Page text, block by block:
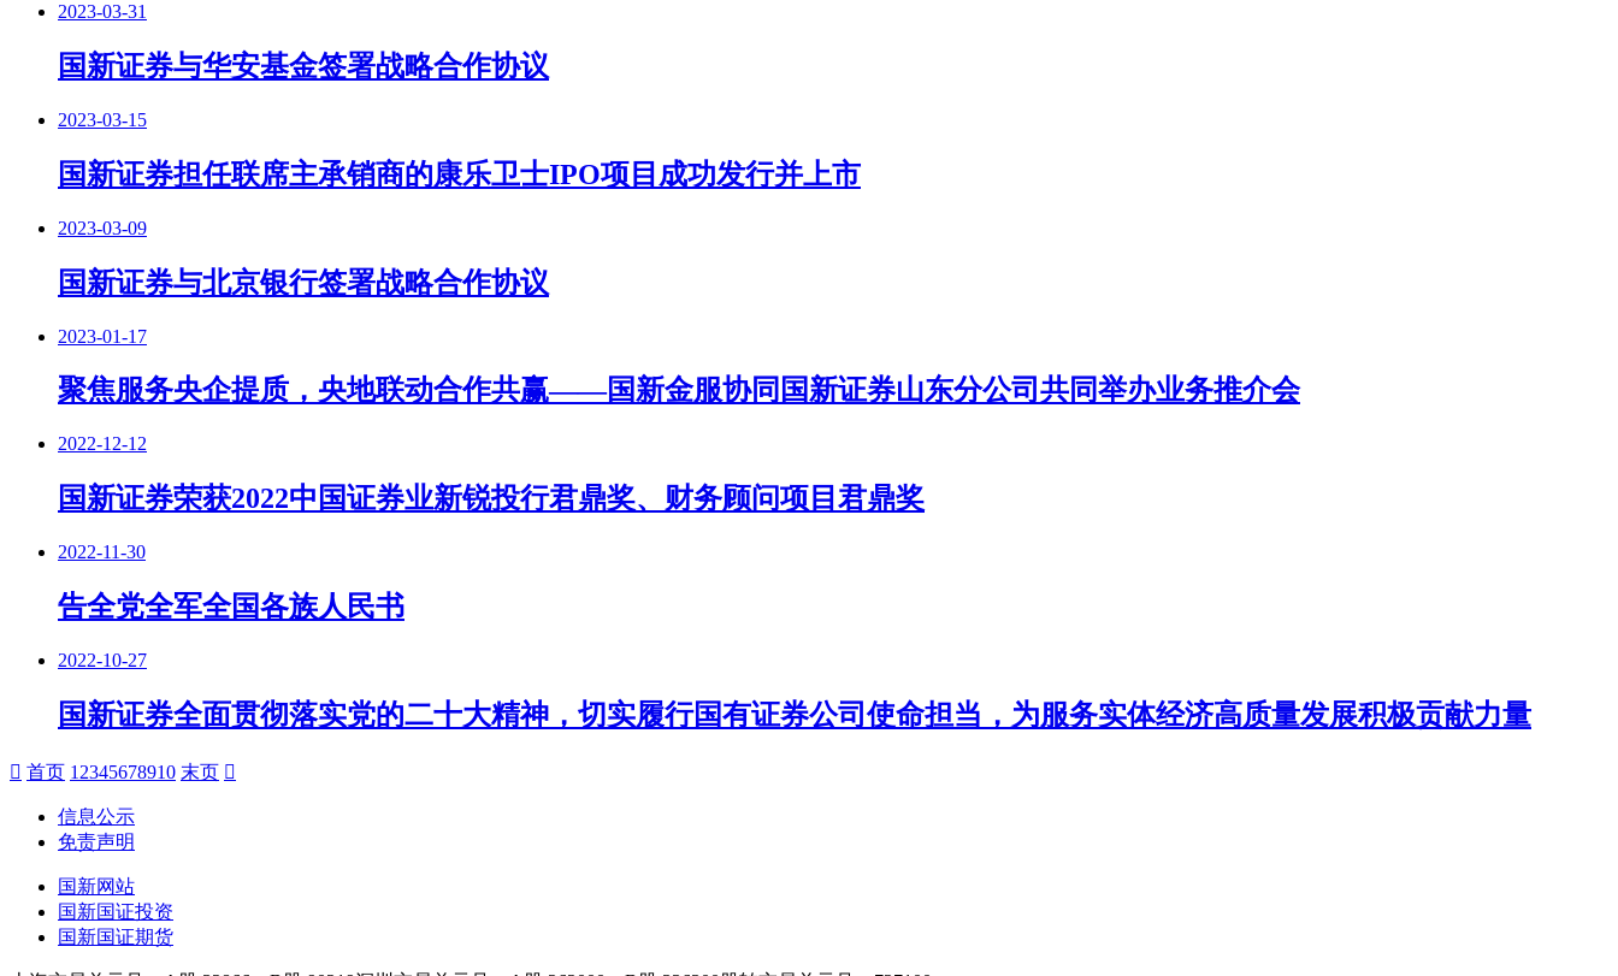
2023-03-31
国新证券与华安基金签署战略合作协议
2023-03-15
国新证券担任联席主承销商的康乐卫士IPO项目成功发行并上市
2023-03-09
国新证券与北京银行签署战略合作协议
2023-01-17
聚焦服务央企提质，央地联动合作共赢——国新金服协同国新证券山东分公司共同举办业务推介会
2022-12-12
国新证券荣获2022中国证券业新锐投行君鼎奖、财务顾问项目君鼎奖
2022-11-30
告全党全军全国各族人民书
2022-10-27
国新证券全面贯彻落实党的二十大精神，切实履行国有证券公司使命担当，为服务实体经济高质量发展积极贡献力量
首页 1 2345678910 末页
信息公示
免责声明
国新网站
国新国证投资
国新国证期货